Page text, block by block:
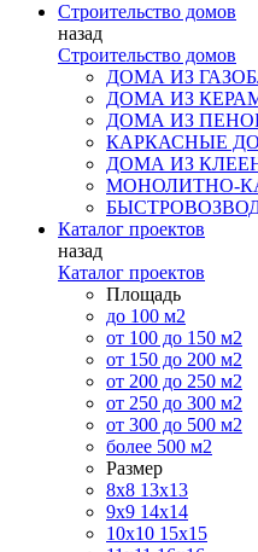
Строительство домов
назад
Строительство домов
ДОМА ИЗ
ДОМА ИЗ
ДОМА ИЗ
КАРКАСНЫЕ
ДОМА ИЗ
МОНОЛИТНО-
Каталог проектов
назад
Каталог проектов
Площадь
до 100 м2
от 100 до 150 м2
от 150 до 200 м2
от 200 до 250 м2
от 250 до 300 м2
от 300 до 500 м2
более 500 м2
Размер
8х8 13х13
9х9 14х14
10х10 15х15